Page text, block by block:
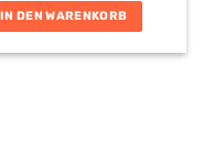
IN DEN WARENKORB